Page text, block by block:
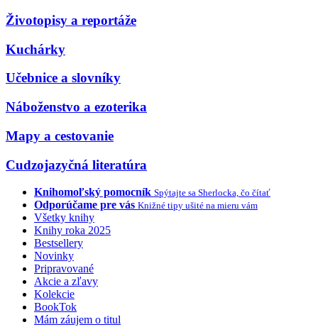
Životopisy a reportáže
Kuchárky
Učebnice a slovníky
Náboženstvo a ezoterika
Mapy a cestovanie
Cudzojazyčná literatúra
Knihomoľský pomocník Spýtajte sa Sherlocka, čo čítať
Odporúčame pre vás Knižné tipy ušité na mieru vám
Všetky knihy
Knihy roka 2025
Bestsellery
Novinky
Pripravované
Akcie a zľavy
Kolekcie
BookTok
Mám záujem o titul